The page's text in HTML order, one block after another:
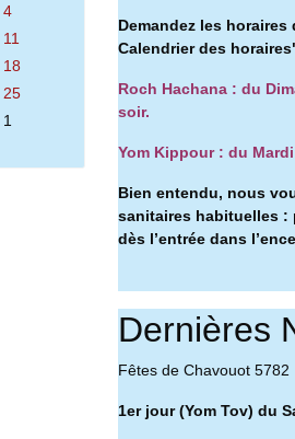
4
11
18
25
1
Demandez les
Calendrier des
Roch Hachana : du
soir.
Yom Kippour : du
Bien entendu, nous
sanitaires habituelles :
dès l’entrée dans
Dernières
Fêtes de Chavouot 5782
1er jour (Yom Tov) du